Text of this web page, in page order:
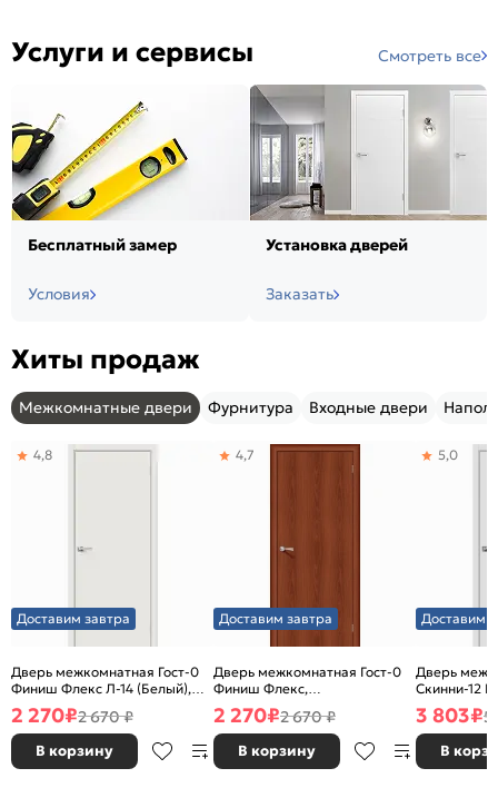
Услуги и сервисы Смотреть все
Бесплатный замер
Условия
Установка дверей
Заказать
Хиты продаж
Межкомнатные двери Фурнитура Входные двери
Доставим завтра
Дверь межкомнатная Гост-0
Финиш Флекс Л-14 (Белый),
глухая, каркасно-щитовая
4,8
2 270₽2 670 ₽
В корзину
Доставим завтра
Дверь межкомнатная Гост-0
Финиш Флекс,
Ламинированные Л-11
(ИталОрех), глухая, каркасно-
щитовая
4,7
2 270₽2 670 ₽
В корзину
Доставим
Дверь
Скинни-12
глухая,
5,0
3 803₽5
В